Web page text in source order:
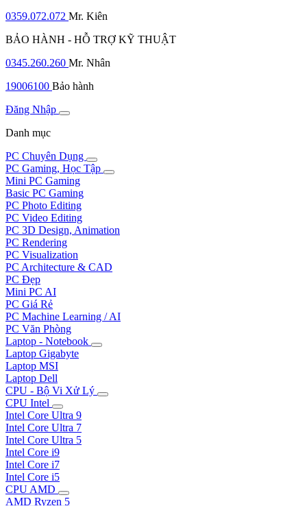
0359.072.072 Mr. Kiên
BẢO HÀNH - HỖ TRỢ KỸ THUẬT
0345.260.260 Mr. Nhân
19006100 Bảo hành
Đăng Nhập
Danh mục
PC Chuyên Dụng
PC Gaming, Học Tập
Mini PC Gaming
Basic PC Gaming
PC Photo Editing
PC Video Editing
PC 3D Design, Animation
PC Rendering
PC Visualization
PC Architecture & CAD
PC Đẹp
Mini PC AI
PC Giá Rẻ
PC Machine Learning / AI
PC Văn Phòng
Laptop - Notebook
Laptop Gigabyte
Laptop MSI
Laptop Dell
CPU - Bộ Vi Xử Lý
CPU Intel
Intel Core Ultra 9
Intel Core Ultra 7
Intel Core Ultra 5
Intel Core i9
Intel Core i7
Intel Core i5
CPU AMD
AMD Ryzen 5